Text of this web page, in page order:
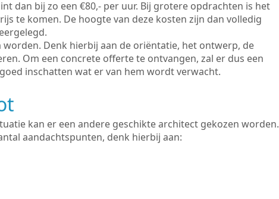
dan bij zo een €80,- per uur. Bij grotere opdrachten is het
te komen. De hoogte van deze kosten zijn dan volledig
Denk hierbij aan de oriëntatie, het ontwerp, de
Om een concrete offerte te ontvangen, zal er dus een
inschatten wat er van hem wordt verwacht.
kan er een andere geschikte architect gekozen worden.
aandachtspunten, denk hierbij aan: